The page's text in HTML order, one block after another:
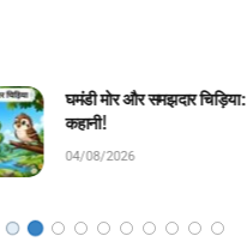
घमंडी मोर और समझदार चिड़िया: बच्चों के
कहानी!
04/08/2026